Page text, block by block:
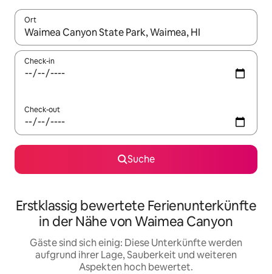
Ort
Wenn Ergebnisse verfügbar sind, navigiere mit den
Check-in
Check-out
Suche
Erstklassig bewertete Ferienunterkünfte
in der Nähe von Waimea Canyon
Gäste sind sich einig: Diese Unterkünfte werden
aufgrund ihrer Lage, Sauberkeit und weiteren
Aspekten hoch bewertet.